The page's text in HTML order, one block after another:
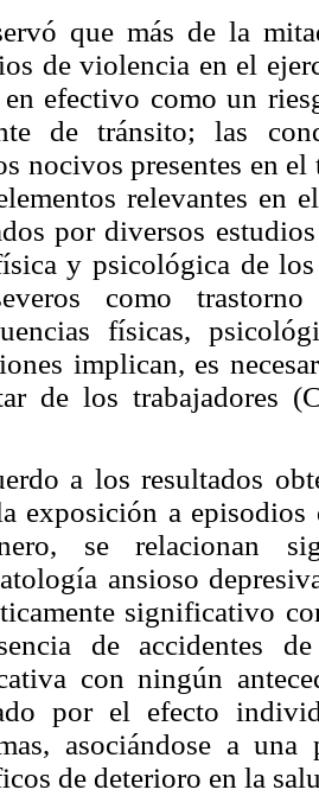
que más de la
de violencia en el
efectivo como un
de tránsito; las
nocivos presentes en
relevantes en
por diversos
y psicológica de
como
físicas,
implican, es
de los trabajadores
a los resultados
exposición a
se relacionan
ansioso
significativo
de accidentes
con ningún
por el efecto
asociándose a
de deterioro en la